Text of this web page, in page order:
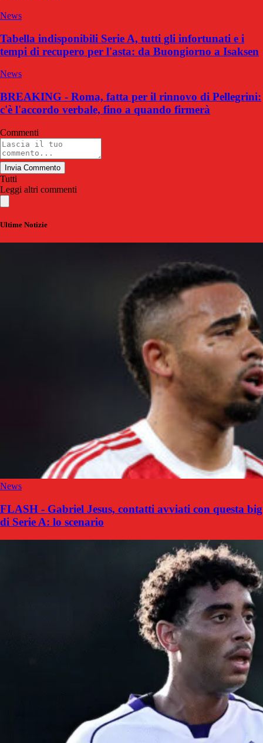
News
Tabella indisponibili Serie A, tutti gli infortunati e i
tempi di recupero per l'asta: da Buongiorno a Isaksen
News
BREAKING - Roma, fatta per il rinnovo di Pellegrini:
c'è l'accordo verbale, fino a quando firmerà
Commenti
Invia Commento
Tutti
Leggi altri commenti
Ultime Notizie
News
FLASH - Gabriel Jesus, contatti avviati con questa big
di Serie A: lo scenario